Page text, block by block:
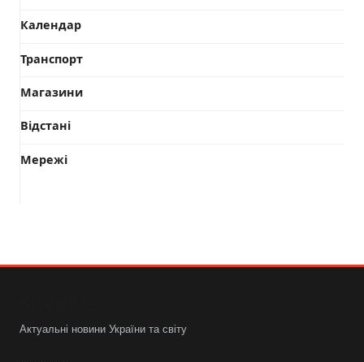
Календар
Транспорт
Магазини
Відстані
Мережі
Актуальні новини України та світу